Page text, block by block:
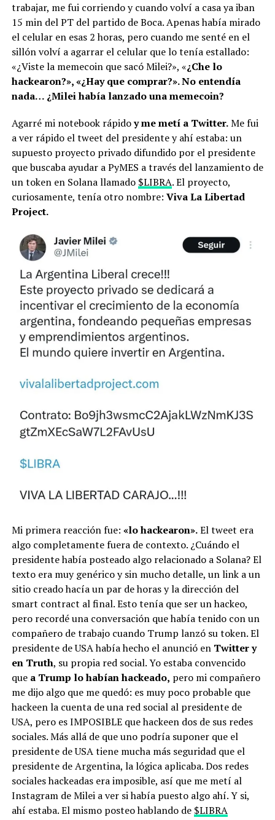
trabajar, me fui corriendo y cuando volví a casa ya iban
15 min del PT del partido de Boca. Apenas había mirado
el celular en esas 2 horas, pero cuando me senté en el
sillón volví a agarrar el celular que lo tenía estallado:
«¿Viste la memecoin que sacó Milei?», «¿Che lo
hackearon?», «¿Hay que comprar?». No entendía
nada… ¿Milei había lanzado una memecoin?
Agarré mi notebook rápidoy me metí a Twitter.Me fui
a ver rápido el tweet del presidente y ahí estaba: un
supuesto proyecto privado difundido por el presidente
que buscaba ayudar a PyMES a través del lanzamiento de
un token en Solana llamado $LIBRA. El proyecto,
curiosamente, tenía otro nombre: Viva La Libertad
Project.
Mi primera reacción fue: «lo hackearon».El tweet era
algo completamente fuera de contexto. ¿Cuándo el
presidente había posteado algo relacionado a Solana? El
texto era muy genérico y sin mucho detalle, un link a un
sitio creado hacía un par de horas y la dirección del
smart contract al final. Esto tenía que ser un hackeo,
pero recordé una conversación que había tenido con un
compañero de trabajo cuando Trump lanzó su token. El
presidente de USA había hecho el anunció en Twitter y
en Truth, su propia red social. Yo estaba convencido
que a Trump lo habían hackeado, pero mi compañero
me dijo algo que me quedó: es muy poco probable que
hackeen la cuenta de una red social al presidente de
USA, pero es IMPOSIBLE que hackeen dos de sus redes
sociales. Más allá de que uno podría suponer que el
presidente de USA tiene mucha más seguridad que el
presidente de Argentina, la lógica aplicaba. Dos redes
sociales hackeadas era imposible, así que me metí al
Instagram de Milei a ver si había puesto algo ahí. Y si,
ahí estaba. El mismo posteo hablando de $LIBRA